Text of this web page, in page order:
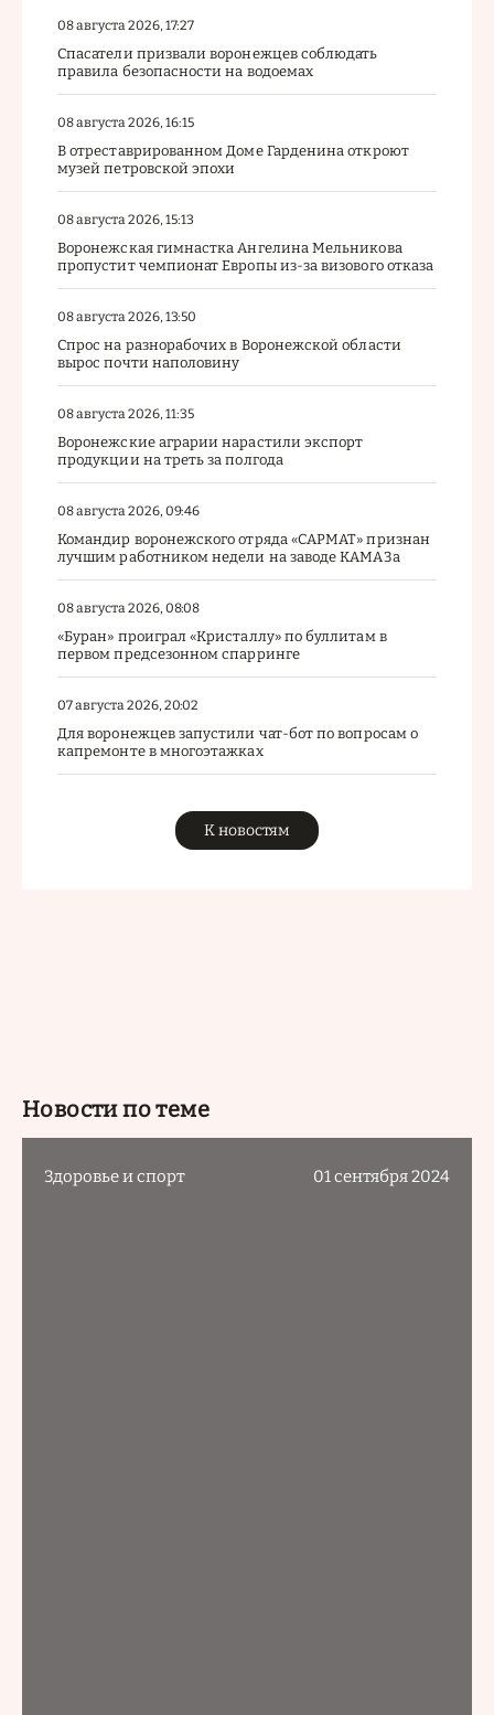
08 августа 2026, 17:27
Спасатели призвали воронежцев соблюдать
правила безопасности на водоемах
08 августа 2026, 16:15
В отреставрированном Доме Гарденина откроют
музей петровской эпохи
08 августа 2026, 15:13
Воронежская гимнастка Ангелина Мельникова
пропустит чемпионат Европы из-за визового отказа
08 августа 2026, 13:50
Спрос на разнорабочих в Воронежской области
вырос почти наполовину
08 августа 2026, 11:35
Воронежские аграрии нарастили экспорт
продукции на треть за полгода
08 августа 2026, 09:46
Командир воронежского отряда «САРМАТ» признан
лучшим работником недели на заводе КАМАЗа
08 августа 2026, 08:08
«Буран» проиграл «Кристаллу» по буллитам в
первом предсезонном спарринге
07 августа 2026, 20:02
Для воронежцев запустили чат-бот по вопросам о
капремонте в многоэтажках
К новостям
Новости по теме
Здоровье и спорт 01 сентября 2024